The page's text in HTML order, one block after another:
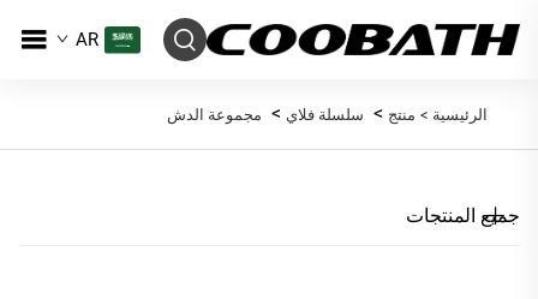
AR
الرئيسية > منتج > سلسلة فلاي> مجموعة الدش
جميع المنتجات